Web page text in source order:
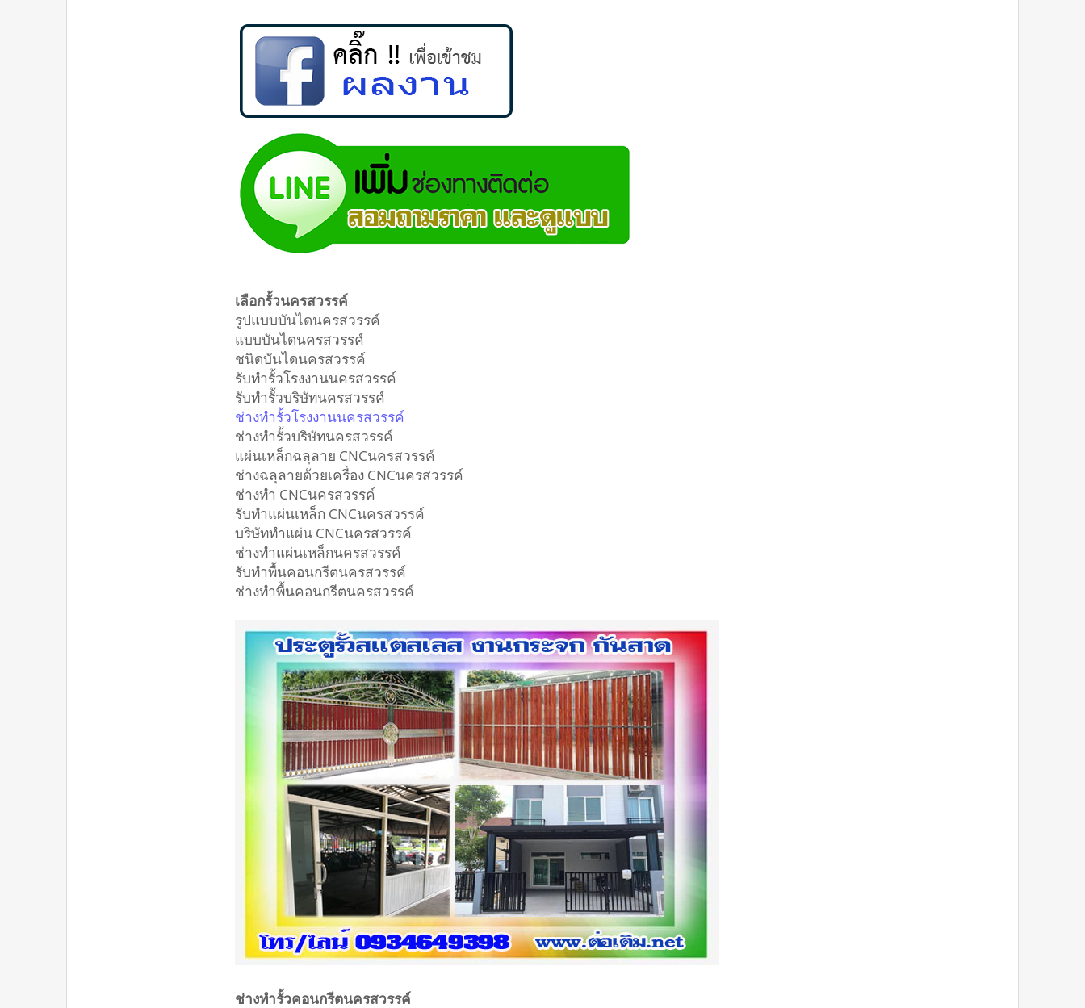
เลือกรั้วนครสวรรค์
รูปแบบบันไดนครสวรรค์
แบบบันไดนครสวรรค์
ชนิดบันไดนครสวรรค์
รับทำรั้วโรงงานนครสวรรค์
รับทำรั้วบริษัทนครสวรรค์
ช่างทำรั้วโรงงานนครสวรรค์
ช่างทำรั้วบริษัทนครสวรรค์
แผ่นเหล็กฉลุลาย CNCนครสวรรค์
ช่างฉลุลายด้วยเครื่อง CNCนครสวรรค์
ช่างทำ CNCนครสวรรค์
รับทำแผ่นเหล็ก CNCนครสวรรค์
บริษัททำแผ่น CNCนครสวรรค์
ช่างทำแผ่นเหล็กนครสวรรค์
รับทำพื้นคอนกรีตนครสวรรค์
ช่างทำพื้นคอนกรีตนครสวรรค์
ช่างทำรั้วคอนกรีตนครสวรรค์